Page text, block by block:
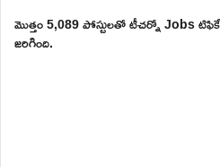
మొత్తం 5,089 పోస్టులతో టీచర్నో Jobs
జరిగింది.